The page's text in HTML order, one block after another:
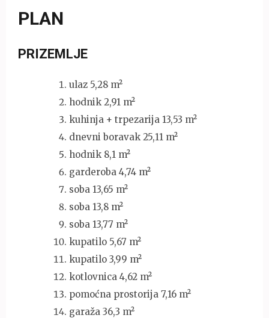
PLAN
PRIZEMLJE
ulaz 5,28 m²
hodnik 2,91 m²
kuhinja + trpezarija 13,53 m²
dnevni boravak 25,11 m²
hodnik 8,1 m²
garderoba 4,74 m²
soba 13,65 m²
soba 13,8 m²
soba 13,77 m²
kupatilo 5,67 m²
kupatilo 3,99 m²
kotlovnica 4,62 m²
pomoćna prostorija 7,16 m²
garaža 36,3 m²